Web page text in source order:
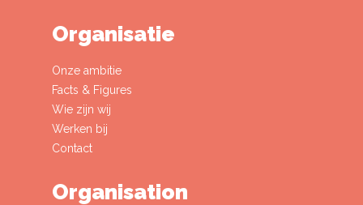
Organisatie
Onze ambitie
Facts & Figures
Wie zijn wij
Werken bij
Contact
Organisation